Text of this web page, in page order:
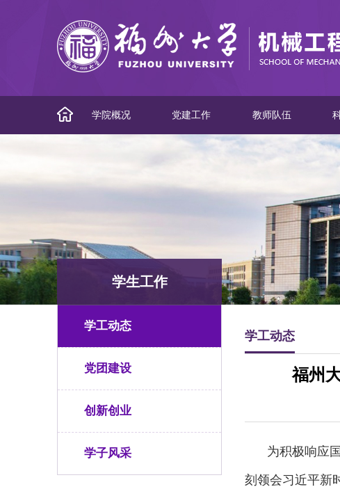
学院概况 党建工作 教师队伍
学生工作
学工动态
党团建设
创新创业
学子风采
学工动态
福州
为积极响应
刻领会习近平新